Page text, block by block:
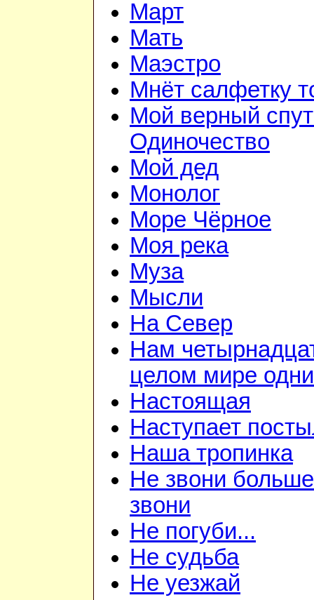
Март
Мать
Маэстро
Мнёт салфетку
Мой верный
Одиночество
Мой дед
Монолог
Море Чёрное
Моя река
Муза
Мысли
На Север
Нам
целом мире одни
Настоящая
Наступает
Наша тропинка
Не звони
звони
Не погуби...
Не судьба
Не уезжай